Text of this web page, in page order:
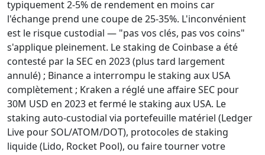
typiquement 2-5% de rendement en moins car
l'échange prend une coupe de 25-35%. L'inconvénient
est le risque custodial — "pas vos clés, pas vos coins"
s'applique pleinement. Le staking de Coinbase a été
contesté par la SEC en 2023 (plus tard largement
annulé) ; Binance a interrompu le staking aux USA
complètement ; Kraken a réglé une affaire SEC pour
30M USD en 2023 et fermé le staking aux USA. Le
staking auto-custodial via portefeuille matériel (Ledger
Live pour SOL/ATOM/DOT), protocoles de staking
liquide (Lido, Rocket Pool), ou faire tourner votre